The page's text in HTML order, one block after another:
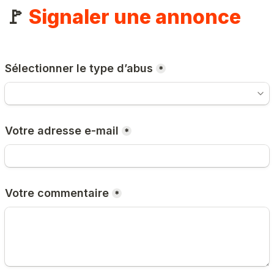
🚩 Signaler une annonce
Sélectionner le type d’abus *
Votre adresse e-mail *
Votre commentaire *